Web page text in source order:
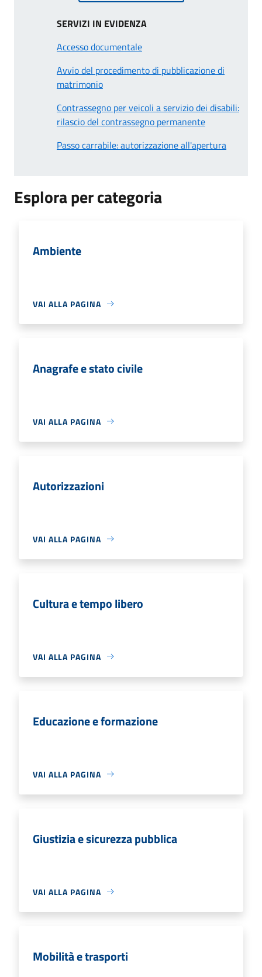
SERVIZI IN EVIDENZA
Accesso documentale
Avvio del procedimento di pubblicazione di
matrimonio
Contrassegno per veicoli a servizio dei disabili:
rilascio del contrassegno permanente
Passo carrabile: autorizzazione all'apertura
Esplora per categoria
Ambiente
VAI ALLA PAGINA
Anagrafe e stato civile
VAI ALLA PAGINA
Autorizzazioni
VAI ALLA PAGINA
Cultura e tempo libero
VAI ALLA PAGINA
Educazione e formazione
VAI ALLA PAGINA
Giustizia e sicurezza pubblica
VAI ALLA PAGINA
Mobilità e trasporti